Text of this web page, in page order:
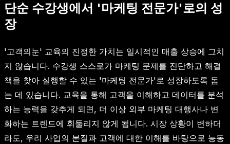
단순 수강생에서 '마케팅 전문가'로의 성
장
'고객의눈' 교육의 진정한 가치는 일시적인 매출 상승에 그치
지 않습니다. 수강생 스스로가 마케팅 문제를 진단하고 해결
책을 찾아 실행할 수 있는 '마케팅 전문가'로 성장하도록 돕
는 데 있습니다. 교육을 통해 고객을 이해하고 데이터를 분석
하는 능력을 갖추게 되면, 더 이상 외부 마케팅 대행사나 변
화하는 트렌드에 휘둘리지 않게 됩니다. 시장 상황이 변하더
라도, 우리 사업의 본질과 고객에 대한 이해를 바탕으로 능동